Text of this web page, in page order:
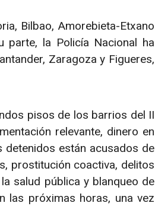
Bilbao, Amorebieta-Etxano
parte, la Policía Nacional ha
Zaragoza y Figueres,
pisos de los barrios del II
relevante, dinero en
detenidos están acusados de
prostitución coactiva, delitos
salud pública y blanqueo de
las próximas horas, una vez